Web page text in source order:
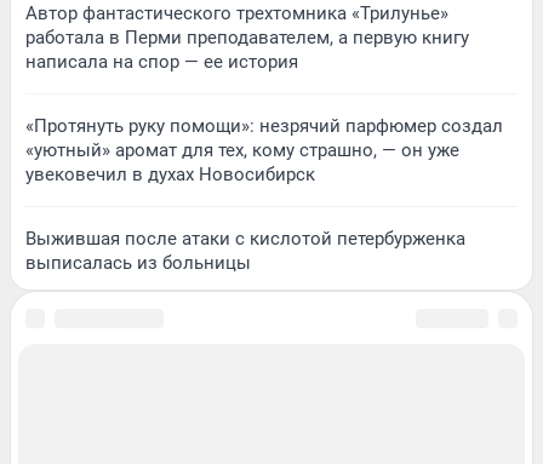
Автор фантастического трехтомника «Трилунье»
работала в Перми преподавателем, а первую книгу
написала на спор — ее история
«Протянуть руку помощи»: незрячий парфюмер создал
«уютный» аромат для тех, кому страшно, — он уже
увековечил в духах Новосибирск
Выжившая после атаки с кислотой петербурженка
выписалась из больницы